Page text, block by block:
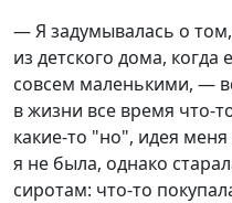
— Я задумывалась о
из детского дома,
совсем маленькими, —
в жизни все время что-
какие-то "но", идея
я не была, однако
сиротам: что-то